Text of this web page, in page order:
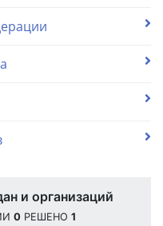
и организаций
0 РЕШЕНО 1